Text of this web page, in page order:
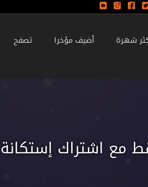
شهرة أضيف مؤخرا تصفح
مع اشتراك إستكانة